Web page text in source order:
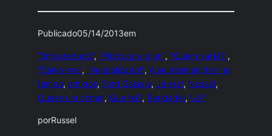
Publicado05/14/2013em
“Emparedado”, “Piorou pra pior!”, "Quem vai lá?"
"Salve-me", "Vandalizado!", A se desmanchar no
tempo, antigos, Ford Galaxie, Já era!, Nossa!
Quase um crime!, Que há?, Raridade!, Ué?
porRussel